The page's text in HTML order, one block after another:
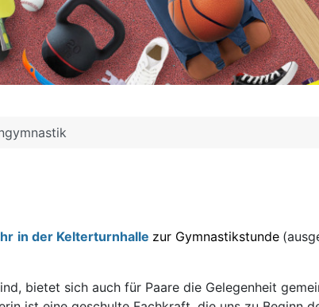
in der Kelterturnhalle zur Gymnastikstunde
bietet sich auch für Paare die Gelegenheit